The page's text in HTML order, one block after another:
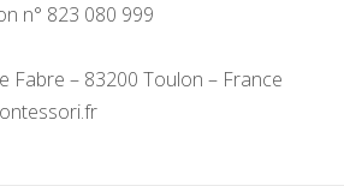
n° 823 080 999
Fabre – 83200 Toulon – France